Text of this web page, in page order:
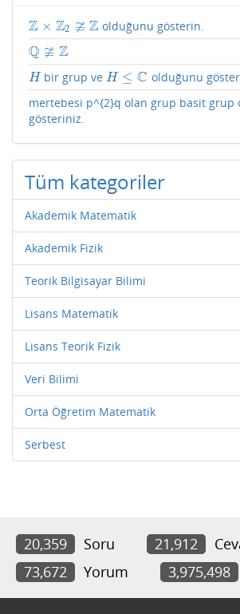
Z × Z2 ≆ Z
Z× Z2 ≇Z olduğunu gösterin.
Q ≆ Z
Q≇Z
H
H bir grup ve H ≤ C
H≤ C
olduğunu
mertebesi p^{2}q olan grup basit grup
gösteriniz.
Tüm kategoriler
Akademik Matematik
Akademik Fizik
Teorik Bilgisayar Bilimi
Lisans Matematik
Lisans Teorik Fizik
Veri Bilimi
Orta Öğretim Matematik
Serbest
20,359 Soru 21,912
73,672
Yorum 3,975,498